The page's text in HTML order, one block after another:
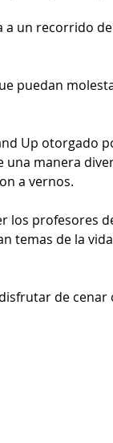
un recorrido
puedan
Up otorgado
manera
a vernos.
profesores
temas de la
de